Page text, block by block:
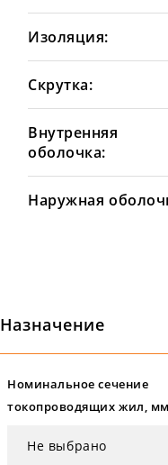
Изоляция:
Скрутка:
Внутренняя
оболочка:
Наружная
Назначение
Номинальное сечение
токопроводящих жил,
Не выбрано